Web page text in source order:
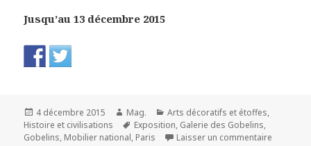
Jusqu’au 13 décembre 2015
Publié
le
4 décembre 2015 Auteur
Mag. Catégories
Arts décoratifs et étoffes,
Histoire et civilisations
Mots-
clés
Exposition, Galerie des Gobelins,
Gobelins, Mobilier national, Paris Laisser un commentaire